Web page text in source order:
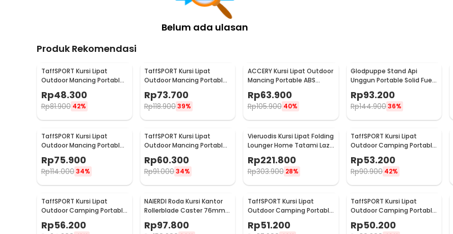
Belum ada ulasan
Produk Rekomendasi
TaffSPORT Kursi Lipat
Outdoor Mancing Portable
Oxford Folding Chair -
ZDY01
Rp48.300
Rp81.900 42%
TaffSPORT Kursi Lipat
Outdoor Mancing Portable
Oxford Folding Chair -
YYY002
Rp73.700
Rp118.90039%
ACCERY Kursi Lipat Outdoor
Mancing Portable ABS
Telescopic Chair - NDS66
Rp63.900
Rp105.900 40%
Glodpuppe Stand Api
Unggun Portable Solid Fuel
Camping Tool - EZ203
Rp93.200
Rp144.90036%
TaffSPORT Kursi Lipat
Outdoor Mancing Portable
38x38x65cm - AAN147
Rp75.900
Rp114.000 34%
TaffSPORT Kursi Lipat
Outdoor Mancing Portable
Oxford Folding Chair S
33x33x53cm - AAN147
Rp60.300
Rp91.00034%
Vieruodis Kursi Lipat Folding
Lounger Home Tatami Lazy
Sofa 6 Grids - VDS14
Rp221.800
Rp303.900 28%
TaffSPORT Kursi Lipat
Outdoor Camping Portable
Oxford Folding Chair M
36x36x58cm - A148
Rp53.200
Rp90.900 42%
TaffSPORT Kursi Lipat
Outdoor Camping Portable
Oxford Folding Chair -
DFC001
Rp56.200
NAIERDI Roda Kursi Kantor
Rollerblade Caster 76mm 5
PCS - Caster-001
Rp97.800
TaffSPORT Kursi Lipat
Outdoor Camping Portable
OL3336
Rp51.200
TaffSPORT Kursi Lipat
Outdoor Camping Portable
OL3336
Rp50.200